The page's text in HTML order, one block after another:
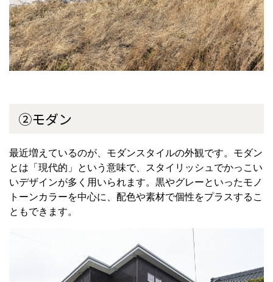
②モダン
最近増えているのが、モダンスタイルの外観です。モダン
とは「現代的」という意味で、スタイリッシュでかっこい
いデザインが多く用いられます。黒やグレーといったモノ
トーンカラーを中心に、配色や素材で個性をプラスするこ
ともできます。